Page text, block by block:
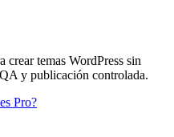
crear temas WordPress sin
y publicación controlada.
Pro?